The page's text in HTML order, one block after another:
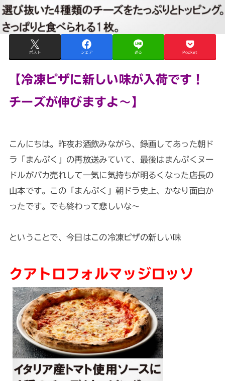
ポスト シェア 送る Pocket
【冷凍ピザに新しい味が入荷です！
チーズが伸びますよ～】
こんにちは。昨夜お酒飲みながら、録画してあった朝ド
ラ「まんぷく」の再放送みていて、最後はまんぷくヌー
ドルがバカ売れして一気に気持ちが明るくなった店長の
山本です。この「まんぷく」朝ドラ史上、かなり面白か
ったです。でも終わって悲しいな～
ということで、今日はこの冷凍ピザの新しい味
クアトロフォルマッジロッソ